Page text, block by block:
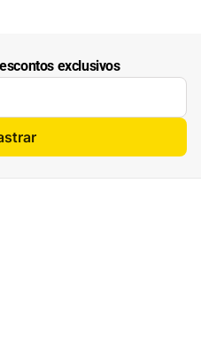
exclusivos